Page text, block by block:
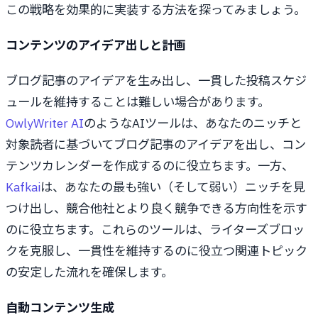
この戦略を効果的に実装する方法を探ってみましょう。
コンテンツのアイデア出しと計画
ブログ記事のアイデアを生み出し、一貫した投稿スケジ
ュールを維持することは難しい場合があります。
OwlyWriter AIのようなAIツールは、あなたのニッチと
対象読者に基づいてブログ記事のアイデアを出し、コン
テンツカレンダーを作成するのに役立ちます。一方、
Kafkaiは、あなたの最も強い（そして弱い）ニッチを見
つけ出し、競合他社とより良く競争できる方向性を示す
のに役立ちます。これらのツールは、ライターズブロッ
クを克服し、一貫性を維持するのに役立つ関連トピック
の安定した流れを確保します。
自動コンテンツ生成